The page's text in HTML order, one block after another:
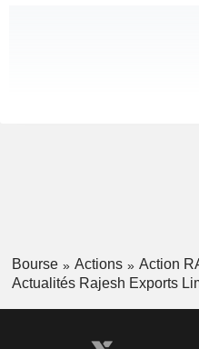
Bourse Actions
Action
Actualités Rajesh Exports